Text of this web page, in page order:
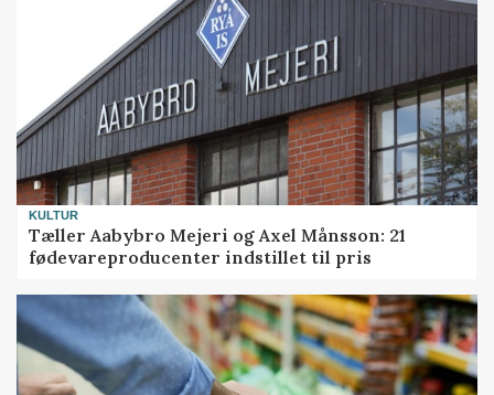
KULTUR
Tæller Aabybro Mejeri og Axel Månsson: 21
fødevareproducenter indstillet til pris